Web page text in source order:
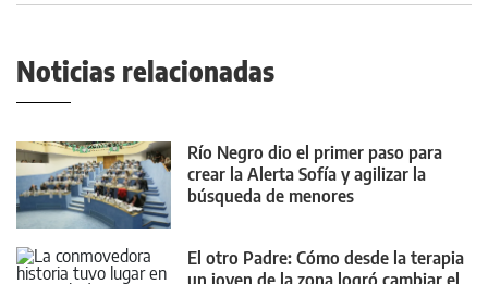
Noticias relacionadas
Río Negro dio el primer paso para
crear la Alerta Sofía y agilizar la
búsqueda de menores
El otro Padre: Cómo desde la terapia